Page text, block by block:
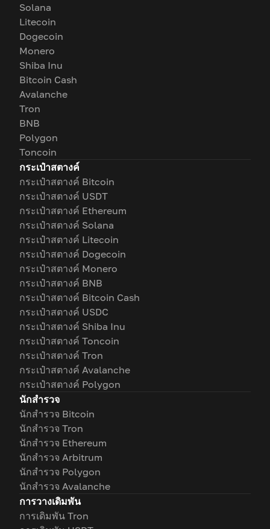
Solana
Litecoin
Dogecoin
Monero
Shiba Inu
Bitcoin Cash
Avalanche
Tron
BNB
Polygon
Toncoin
กระเป๋าสตางค์
กระเป๋าสตางค์ Bitcoin
กระเป๋าสตางค์ USDT
กระเป๋าสตางค์ Ethereum
กระเป๋าสตางค์ Solana
กระเป๋าสตางค์ Litecoin
กระเป๋าสตางค์ Dogecoin
กระเป๋าสตางค์ Monero
กระเป๋าสตางค์ BNB
กระเป๋าสตางค์ Bitcoin Cash
กระเป๋าสตางค์ USDC
กระเป๋าสตางค์ Shiba Inu
กระเป๋าสตางค์ Toncoin
กระเป๋าสตางค์ Tron
กระเป๋าสตางค์ Avalanche
กระเป๋าสตางค์ Polygon
นักสำรวจ
นักสำรวจ Bitcoin
นักสำรวจ Tron
นักสำรวจ Ethereum
นักสำรวจ Arbitrum
นักสำรวจ Polygon
นักสำรวจ Avalanche
การวางเดิมพัน
การเดิมพัน Tron